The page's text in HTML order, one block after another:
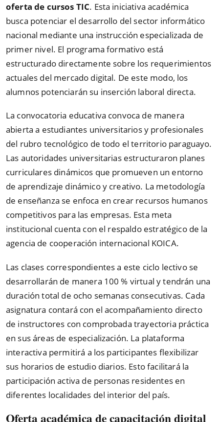
oferta de cursos TIC. Esta iniciativa académica
busca potenciar el desarrollo del sector informático
nacional mediante una instrucción especializada de
primer nivel. El programa formativo está
estructurado directamente sobre los requerimientos
actuales del mercado digital. De este modo, los
alumnos potenciarán su inserción laboral directa.
La convocatoria educativa convoca de manera
abierta a estudiantes universitarios y profesionales
del rubro tecnológico de todo el territorio paraguayo.
Las autoridades universitarias estructuraron planes
curriculares dinámicos que promueven un entorno
de aprendizaje dinámico y creativo. La metodología
de enseñanza se enfoca en crear recursos humanos
competitivos para las empresas. Esta meta
institucional cuenta con el respaldo estratégico de la
agencia de cooperación internacional KOICA.
Las clases correspondientes a este ciclo lectivo se
desarrollarán de manera 100 % virtual y tendrán una
duración total de ocho semanas consecutivas. Cada
asignatura contará con el acompañamiento directo
de instructores con comprobada trayectoria práctica
en sus áreas de especialización. La plataforma
interactiva permitirá a los participantes flexibilizar
sus horarios de estudio diarios. Esto facilitará la
participación activa de personas residentes en
diferentes localidades del interior del país.
Oferta académica de capacitación digital